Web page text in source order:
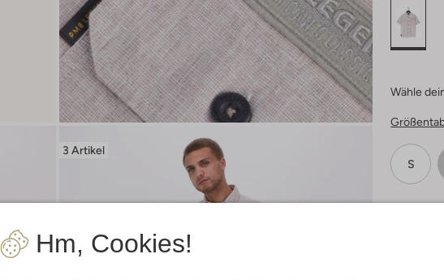
Hm, Cookies!
3 Artikel
Wähle
S
Ähnliche